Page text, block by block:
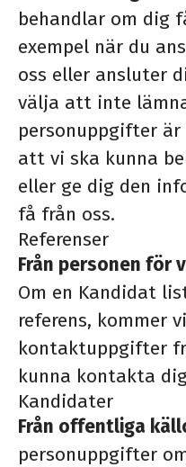
behandlar om dig
exempel när du
oss eller ansluter
välja att inte
personuppgifter
att vi ska kunna
eller ge dig den
få från oss.
Referenser
Från personen för
Om en Kandidat
referens, kommer
kontaktuppgifter
kunna kontakta
Kandidater
Från offentliga
personuppgifter